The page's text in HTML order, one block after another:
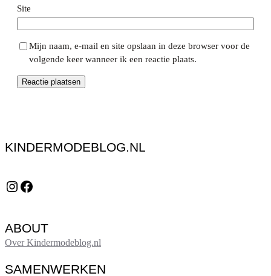
Site
Mijn naam, e-mail en site opslaan in deze browser voor de
volgende keer wanneer ik een reactie plaats.
KINDERMODEBLOG.NL
Instagram Facebook
ABOUT
Over Kindermodeblog.nl
SAMENWERKEN